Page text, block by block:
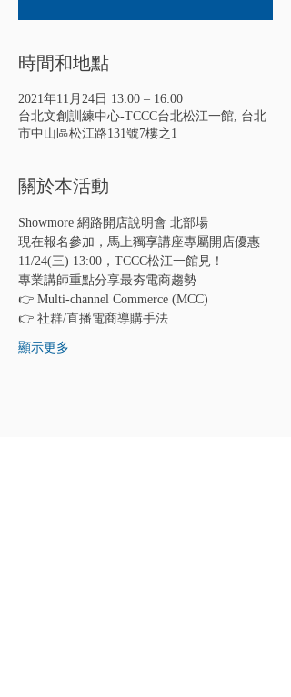
時間和地點
2021年11月24日 13:00 – 16:00
台北文創訓練中心-TCCC台北松江一館, 台北
市中山區松江路131號7樓之1
關於本活動
Showmore 網路開店說明會 北部場
現在報名參加，馬上獨享講座專屬開店優惠
11/24(三) 13:00，TCCC松江一館見！
專業講師重點分享最夯電商趨勢
👉 Multi-channel Commerce (MCC)
👉 社群/直播電商導購手法
顯示更多